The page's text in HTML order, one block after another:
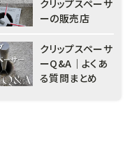
クリップスペーサ
ーの販売店
クリップスペーサ
ーQ&A｜よくあ
る質問まとめ